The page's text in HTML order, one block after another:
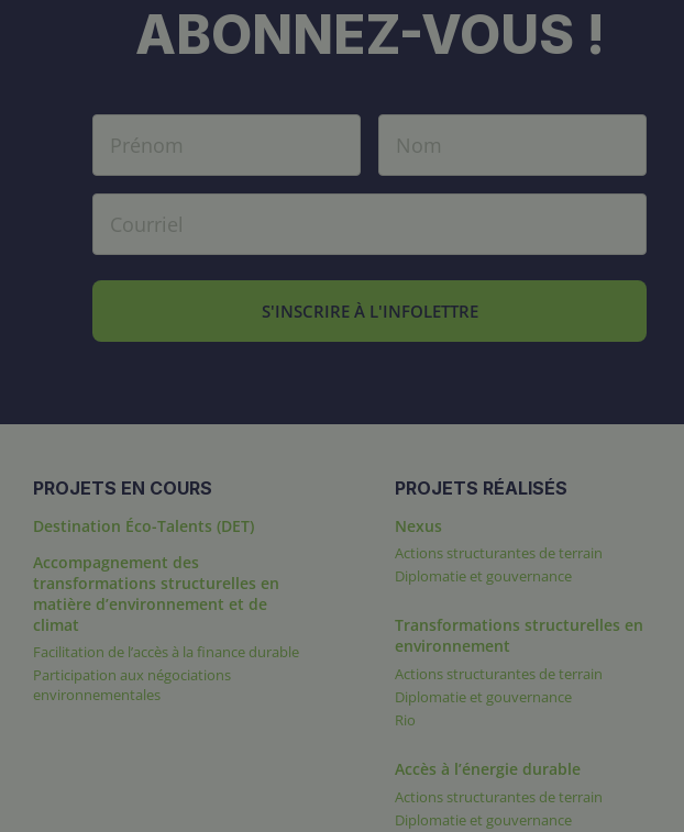
ABONNEZ-VOUS !
S'INSCRIRE À L'INFOLETTRE
PROJETS EN COURS
Destination Éco-Talents (DET)
Accompagnement des
transformations structurelles en
matière d’environnement et de
climat
Facilitation de l’accès à la finance durable
Participation aux négociations
environnementales
PROJETS RÉALISÉS
Nexus
Actions structurantes de terrain
Diplomatie et gouvernance
Transformations structurelles en
environnement
Actions structurantes de terrain
Diplomatie et gouvernance
Rio
Accès à l’énergie durable
Actions structurantes de terrain
Diplomatie et gouvernance